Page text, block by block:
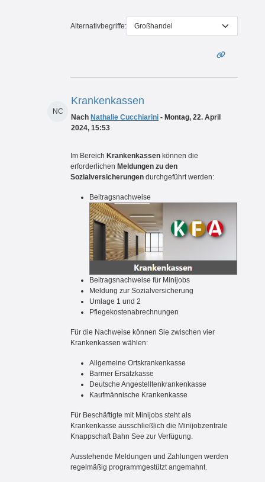
Alternativbegriffe:
NC
Krankenkassen
Nach Nathalie Cucchiarini - Montag, 22. April
2024, 15:53
Im Bereich Krankenkassen können die
erforderlichen Meldungen zu den
Sozialversicherungen durchgeführt werden:
Beitragsnachweise
Beitragsnachweise für Minijobs
Meldung zur Sozialversicherung
Umlage 1 und 2
Pflegekostenabrechnungen
Für die Nachweise können Sie zwischen vier
Krankenkassen wählen:
Allgemeine Ortskrankenkasse
Barmer Ersatzkasse
Deutsche Angestelltenkrankenkasse
Kaufmännische Krankenkasse
Für Beschäftigte mit Minijobs steht als
Krankenkasse ausschließlich die Minijobzentrale
Knappschaft Bahn See zur Verfügung.
Ausstehende Meldungen und Zahlungen werden
regelmäßig programmgestützt angemahnt.